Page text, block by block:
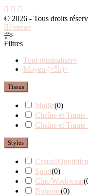
© 2026 - Tous droits
Fermer
Filtres
Tout réinitialiser×
Moyen (>5h)×
Tissus
Maille(0)
Chaîne et
Chaîne et
Styles
Casual/Quotidien
Sport(0)
Chic/Workwear(
Bohème(0)